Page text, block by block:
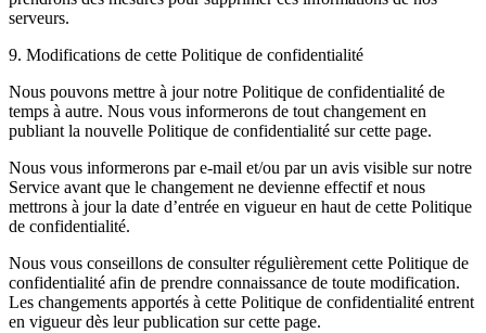
serveurs.
9. Modifications de cette Politique de confidentialité
Nous pouvons mettre à jour notre Politique de confidentialité de
temps à autre. Nous vous informerons de tout changement en
publiant la nouvelle Politique de confidentialité sur cette page.
Nous vous informerons par e-mail et/ou par un avis visible sur notre
Service avant que le changement ne devienne effectif et nous
mettrons à jour la date d’entrée en vigueur en haut de cette Politique
de confidentialité.
Nous vous conseillons de consulter régulièrement cette Politique de
confidentialité afin de prendre connaissance de toute modification.
Les changements apportés à cette Politique de confidentialité entrent
en vigueur dès leur publication sur cette page.